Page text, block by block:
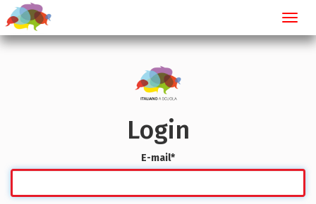
Login
E-mail*